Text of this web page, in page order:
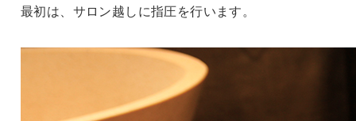
最初は、サロン越しに指圧を行います。